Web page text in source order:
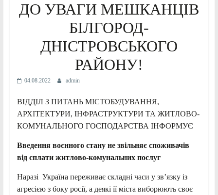
ДО УВАГИ МЕШКАНЦІВ
БІЛГОРОД-
ДНІСТРОВСЬКОГО
РАЙОНУ!
04.08.2022 admin
ВІДДІЛ З ПИТАНЬ МІСТОБУДУВАННЯ,
АРХІТЕКТУРИ, ІНФРАСТРУКТУРИ ТА ЖИТЛОВО-
КОМУНАЛЬНОГО ГОСПОДАРСТВА ІНФОРМУЄ
Введення воєнного стану не звільняє споживачів
від сплати житлово-комунальних послуг
Наразі Україна переживає складні часи у зв’язку із
агресією з боку росії, а деякі її міста виборюють своє